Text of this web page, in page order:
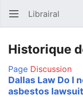
Ouvrir le menu principal Librairal
Historique
Page Discussion
Dallas Law Do I
asbestos